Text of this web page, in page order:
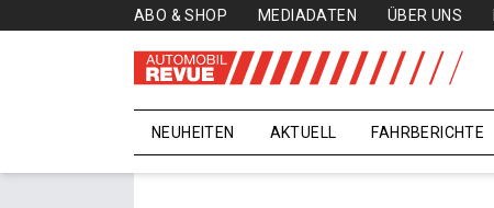
ABO & SHOP MEDIADATEN ÜBER UNS
NEUHEITEN AKTUELL FAHRBERICHTE